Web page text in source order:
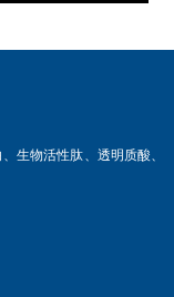
生物活性肽、透明质酸、